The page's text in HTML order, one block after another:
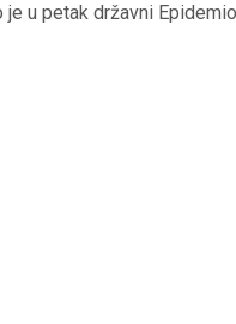
je u petak državni